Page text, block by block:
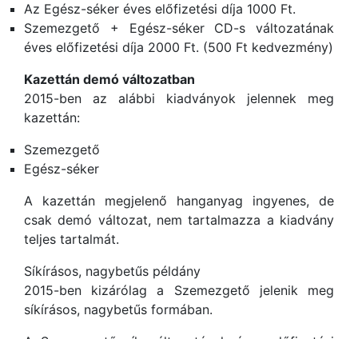
Az Egész-séker éves előfizetési díja 1000 Ft.
Szemezgető + Egész-séker CD-s változatának
éves előfizetési díja 2000 Ft. (500 Ft kedvezmény)
Kazettán demó változatban
2015-ben az alábbi kiadványok jelennek meg
kazettán:
Szemezgető
Egész-séker
A kazettán megjelenő hanganyag ingyenes, de
csak demó változat, nem tartalmazza a kiadvány
teljes tartalmát.
Síkírásos, nagybetűs példány
2015-ben kizárólag a Szemezgető jelenik meg
síkírásos, nagybetűs formában.